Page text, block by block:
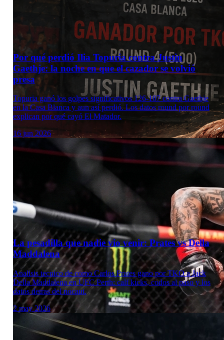
Por qué perdió Ilia Topuria contra Justin
Gaethje: la noche en que el cazador se volvió
presa
Topuria ganó los golpes significativos 126-107 contra Gaethje
en la Casa Blanca y aun así perdió. Los datos round por round
explican por qué cayó El Matador.
16 jun 2026
La pesadilla que nadie vio venir: Prates vs Della
Maddalena
Analisis tecnico de como Carlos Prates gano por TKO a Jack
Della Maddalena en UFC Perth: calf kicks, codos al paso y los
datos detras del nocaut.
2 may 2026